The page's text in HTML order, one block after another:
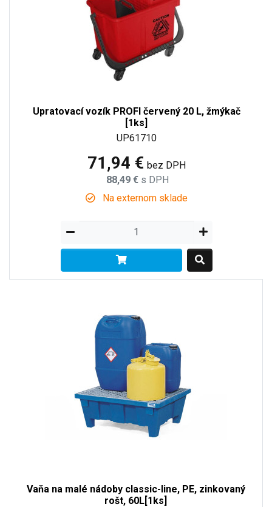
Upratovací vozík PROFI červený 20 L, žmýkač
[1ks]
UP61710
71,94 € bez DPH
88,49 € s DPH
Na externom sklade
Vaňa na malé nádoby classic-line, PE, zinkovaný
rošt, 60L[1ks]